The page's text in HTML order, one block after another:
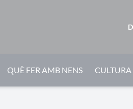
QUÈ FER AMB NENS